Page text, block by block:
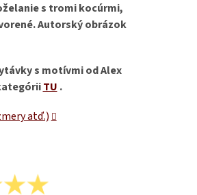
s tromi kocúrmi,
Autorský obrázok
s motívmi od Alex
TU.
atď.)